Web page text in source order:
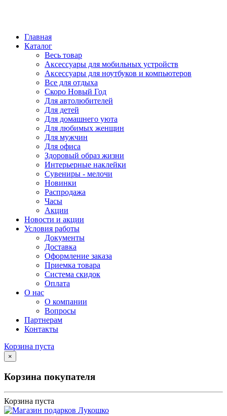
Главная
Каталог
Весь товар
Аксессуары для мобильных устройств
Аксессуары для ноутбуков и компьютеров
Все для отдыха
Скоро Новый Год
Для автолюбителей
Для детей
Для домашнего уюта
Для любимых женщин
Для мужчин
Для офиса
Здоровый образ жизни
Интерьерные наклейки
Сувениры - мелочи
Новинки
Распродажа
Часы
Акции
Новости и акции
Условия работы
Документы
Доставка
Оформление заказа
Приемка товара
Система скидок
Оплата
О нас
О компании
Вопросы
Партнерам
Контакты
Корзина пуста
×
Корзина покупателя
Корзина пуста